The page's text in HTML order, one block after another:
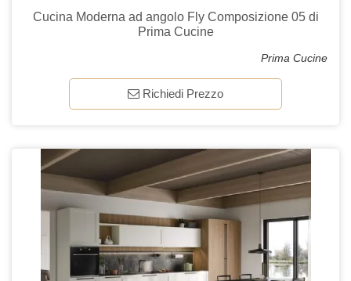
Cucina Moderna ad angolo Fly Composizione 05 di
Prima Cucine
Prima Cucine
Richiedi Prezzo